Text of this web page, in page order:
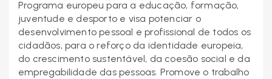
Programa europeu para a educação, formação,
juventude e desporto e visa potenciar o
desenvolvimento pessoal e profissional de todos os
cidadãos, para o reforço da identidade europeia,
do crescimento sustentável, da coesão social e da
empregabilidade das pessoas. Promove o trabalho